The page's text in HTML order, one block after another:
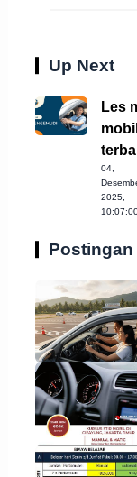
Up Next
Les
04,
2025,
Postingan